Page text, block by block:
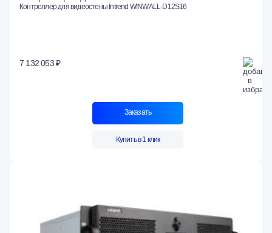
Контроллер для видеостены Intrend WINWALL-D12S16
7 132 053 ₽
Заказать
Купить в 1 клик